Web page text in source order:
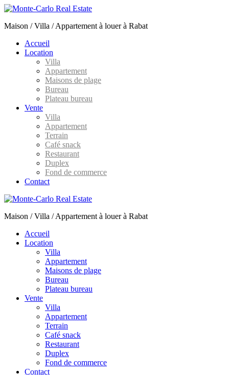
Maison / Villa / Appartement à louer à Rabat
Accueil
Location
Villa
Appartement
Maisons de plage
Bureau
Plateau bureau
Vente
Villa
Appartement
Terrain
Café snack
Restaurant
Duplex
Fond de commerce
Contact
Maison / Villa / Appartement à louer à Rabat
Accueil
Location
Villa
Appartement
Maisons de plage
Bureau
Plateau bureau
Vente
Villa
Appartement
Terrain
Café snack
Restaurant
Duplex
Fond de commerce
Contact